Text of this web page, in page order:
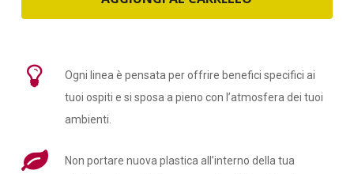
Ogni linea è pensata per offrire benefici specifici ai
tuoi ospiti e si sposa a pieno con l’atmosfera dei tuoi
ambienti.
Non portare nuova plastica all’interno della tua